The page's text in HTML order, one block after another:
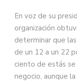
En voz de su
organización
determinar que
de un 12 a un 22
ciento de estás
negocio, aunque